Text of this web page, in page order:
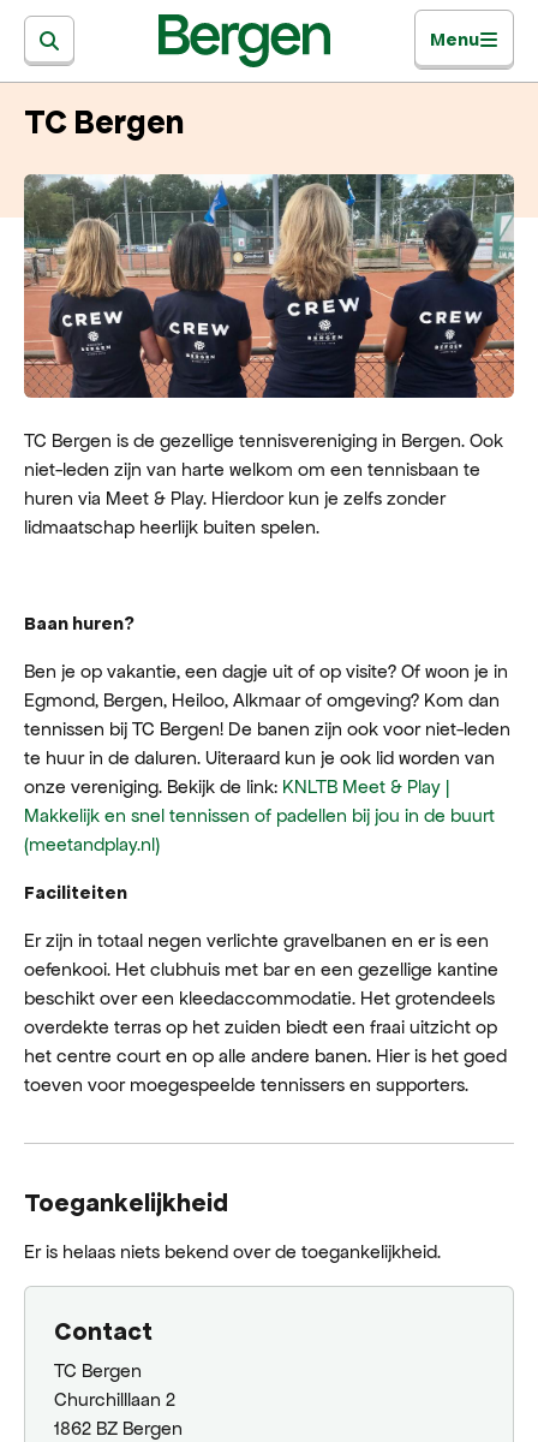
Menu
TC Bergen
TC Bergen is de gezellige tennisvereniging in Bergen. Ook
niet-leden zijn van harte welkom om een tennisbaan te
huren via Meet & Play. Hierdoor kun je zelfs zonder
lidmaatschap heerlijk buiten spelen.
Baan huren?
Ben je op vakantie, een dagje uit of op visite? Of woon je in
Egmond, Bergen, Heiloo, Alkmaar of omgeving? Kom dan
tennissen bij TC Bergen! De banen zijn ook voor niet-leden
te huur in de daluren. Uiteraard kun je ook lid worden van
onze vereniging. Bekijk de link: KNLTB Meet & Play |
Makkelijk en snel tennissen of padellen bij jou in de buurt
(meetandplay.nl)
Faciliteiten
Er zijn in totaal negen verlichte gravelbanen en er is een
oefenkooi. Het clubhuis met bar en een gezellige kantine
beschikt over een kleedaccommodatie. Het grotendeels
overdekte terras op het zuiden biedt een fraai uitzicht op
het centre court en op alle andere banen. Hier is het goed
toeven voor moegespeelde tennissers en supporters.
Toegankelijkheid
Er is helaas niets bekend over de toegankelijkheid.
Contact
TC Bergen
Churchilllaan 2
1862 BZ Bergen